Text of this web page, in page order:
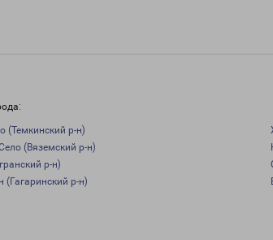
(Темкинский р-н)
(Вяземский р-н)
р-н)
(Гагаринский р-н)